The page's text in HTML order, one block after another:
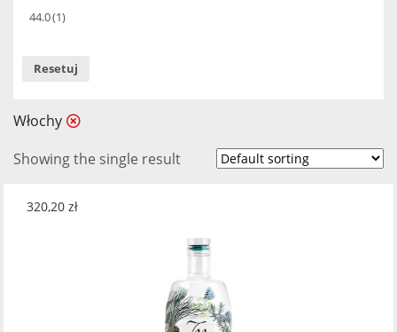
44.0(1)
Resetuj
Włochy
Showing the single result
320,20 zł